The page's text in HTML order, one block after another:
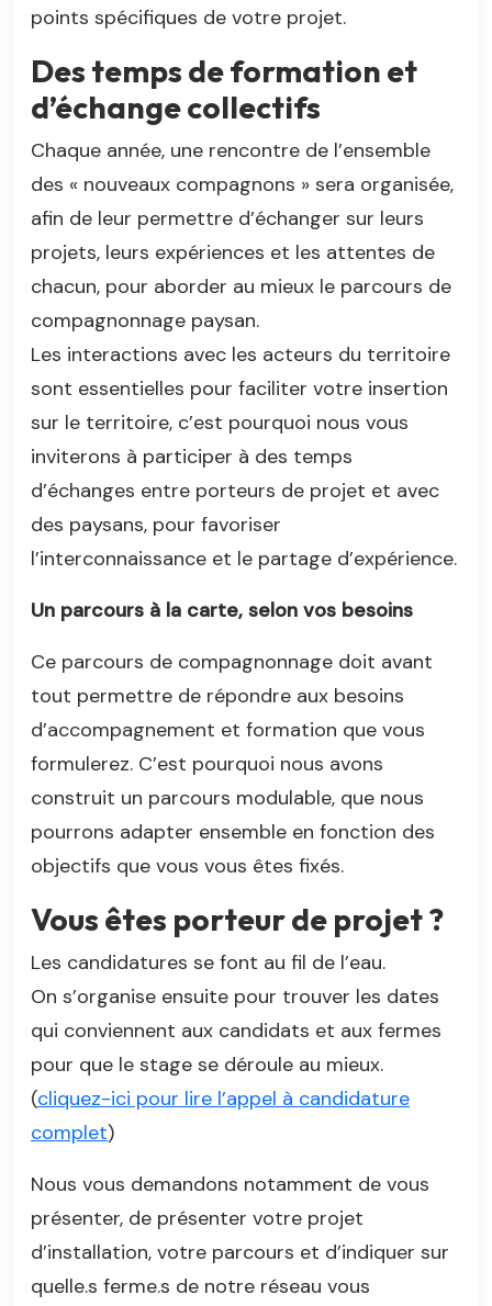
points spécifiques de votre projet.
Des temps de formation et
d’échange collectifs
Chaque année, une rencontre de l’ensemble
des « nouveaux compagnons » sera organisée,
afin de leur permettre d’échanger sur leurs
projets, leurs expériences et les attentes de
chacun, pour aborder au mieux le parcours de
compagnonnage paysan.
Les interactions avec les acteurs du territoire
sont essentielles pour faciliter votre insertion
sur le territoire, c’est pourquoi nous vous
inviterons à participer à des temps
d’échanges entre porteurs de projet et avec
des paysans, pour favoriser
l’interconnaissance et le partage d’expérience.
Un parcours à la carte, selon vos besoins
Ce parcours de compagnonnage doit avant
tout permettre de répondre aux besoins
d’accompagnement et formation que vous
formulerez. C’est pourquoi nous avons
construit un parcours modulable, que nous
pourrons adapter ensemble en fonction des
objectifs que vous vous êtes fixés.
Vous êtes porteur de projet ?
Les candidatures se font au fil de l’eau.
On s’organise ensuite pour trouver les dates
qui conviennent aux candidats et aux fermes
pour que le stage se déroule au mieux.
(cliquez-ici pour lire l’appel à candidature
complet)
Nous vous demandons notamment de vous
présenter, de présenter votre projet
d’installation, votre parcours et d’indiquer sur
quelle.s ferme.s de notre réseau vous